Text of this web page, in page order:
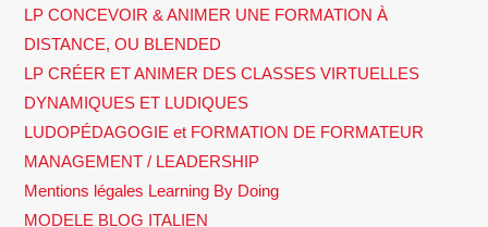
LP CONCEVOIR & ANIMER UNE FORMATION À
DISTANCE, OU BLENDED
LP CRÉER ET ANIMER DES CLASSES VIRTUELLES
DYNAMIQUES ET LUDIQUES
LUDOPÉDAGOGIE et FORMATION DE FORMATEUR
MANAGEMENT / LEADERSHIP
Mentions légales Learning By Doing
MODELE BLOG ITALIEN